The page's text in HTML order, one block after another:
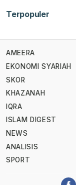
Terpopuler
AMEERA
EKONOMI SYARIAH
SKOR
KHAZANAH
IQRA
ISLAM DIGEST
NEWS
ANALISIS
SPORT